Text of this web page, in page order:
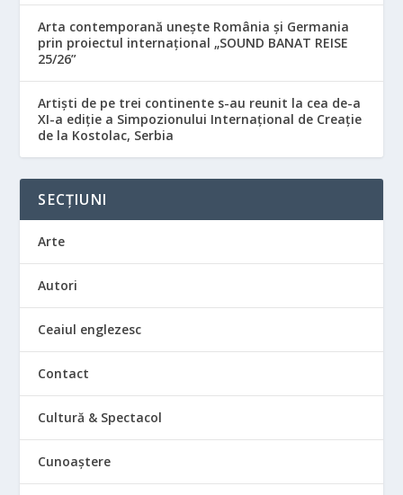
Arta contemporană unește România și Germania
prin proiectul internațional „SOUND BANAT REISE
25/26”
Artiști de pe trei continente s-au reunit la cea de-a
XI-a ediție a Simpozionului Internațional de Creație
de la Kostolac, Serbia
SECȚIUNI
Arte
Autori
Ceaiul englezesc
Contact
Cultură & Spectacol
Cunoaștere